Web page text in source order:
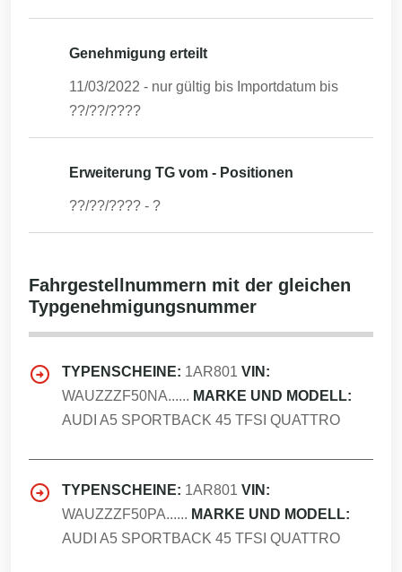
Genehmigung erteilt
11/03/2022 - nur gültig bis Importdatum bis
??/??/????
Erweiterung TG vom - Positionen
??/??/???? - ?
Fahrgestellnummern mit der gleichen
Typgenehmigungsnummer
TYPENSCHEINE: 1AR801 VIN:
WAUZZZF50NA...... MARKE UND MODELL:
AUDI A5 SPORTBACK 45 TFSI QUATTRO
TYPENSCHEINE: 1AR801 VIN:
WAUZZZF50PA...... MARKE UND MODELL:
AUDI A5 SPORTBACK 45 TFSI QUATTRO